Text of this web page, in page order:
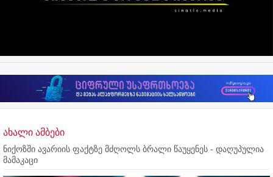
ახალი ამბები
ნიქოზში ავარიის ფაქტზე მძღოლს ბრალი წაუყენეს - დაღუპულია
მამაკაცი